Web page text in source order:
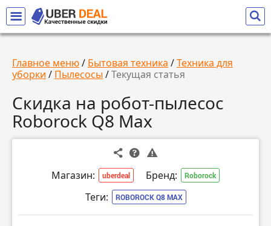
Главное меню/ Бытовая техника /Техника для
уборки / Пылесосы /Текущая статья
Скидка на робот-пылесос
Roborock Q8 Max
Магазин: uberdeal Бренд: Roborock
Теги: ROBOROCK Q8 MAX